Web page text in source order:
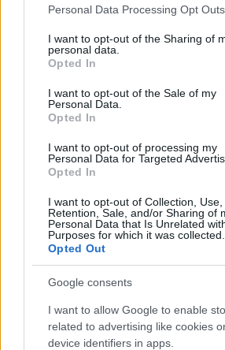
Please note that this website/app uses
not limited to your visit or usage
grant or deny consent to Google and its
use your data for below specified
consent section.
Personal Data Processing Opt Outs
I want to opt-out of the Sharing of
personal data.
Opted In
I want to opt-out of the Sale of my
Personal Data.
Opted In
I want to opt-out of processing my
Personal Data for Targeted
Opted In
I want to opt-out of Collection, Use,
Retention, Sale, and/or Sharing of
Personal Data that Is Unrelated
Purposes for which it was collected.
Opted Out
Google consents
I want to allow Google to enable
related to advertising like cookies
device identifiers in apps.
Megosztás
Itt állíthatod be